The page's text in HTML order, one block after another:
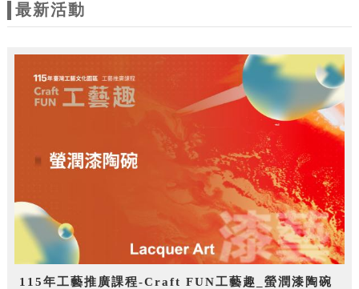
最新活動
115年工藝推廣課程-Craft FUN工藝趣_螢潤漆陶碗